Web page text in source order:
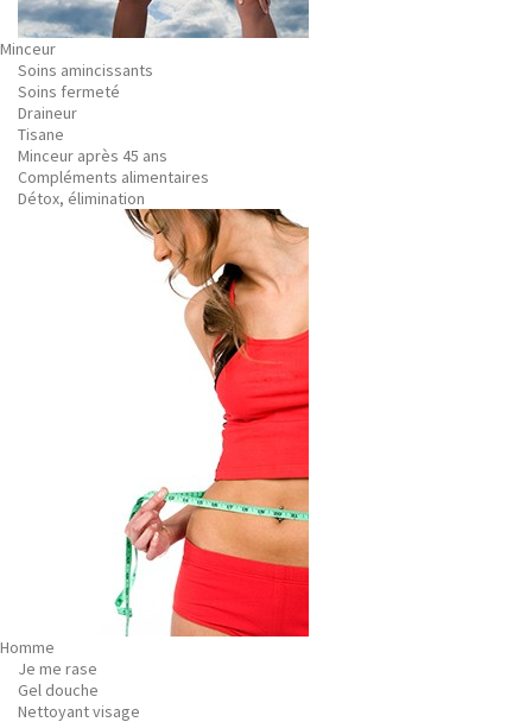
Minceur
Soins amincissants
Soins fermeté
Draineur
Tisane
Minceur après 45 ans
Compléments alimentaires
Détox, élimination
Homme
Je me rase
Gel douche
Nettoyant visage